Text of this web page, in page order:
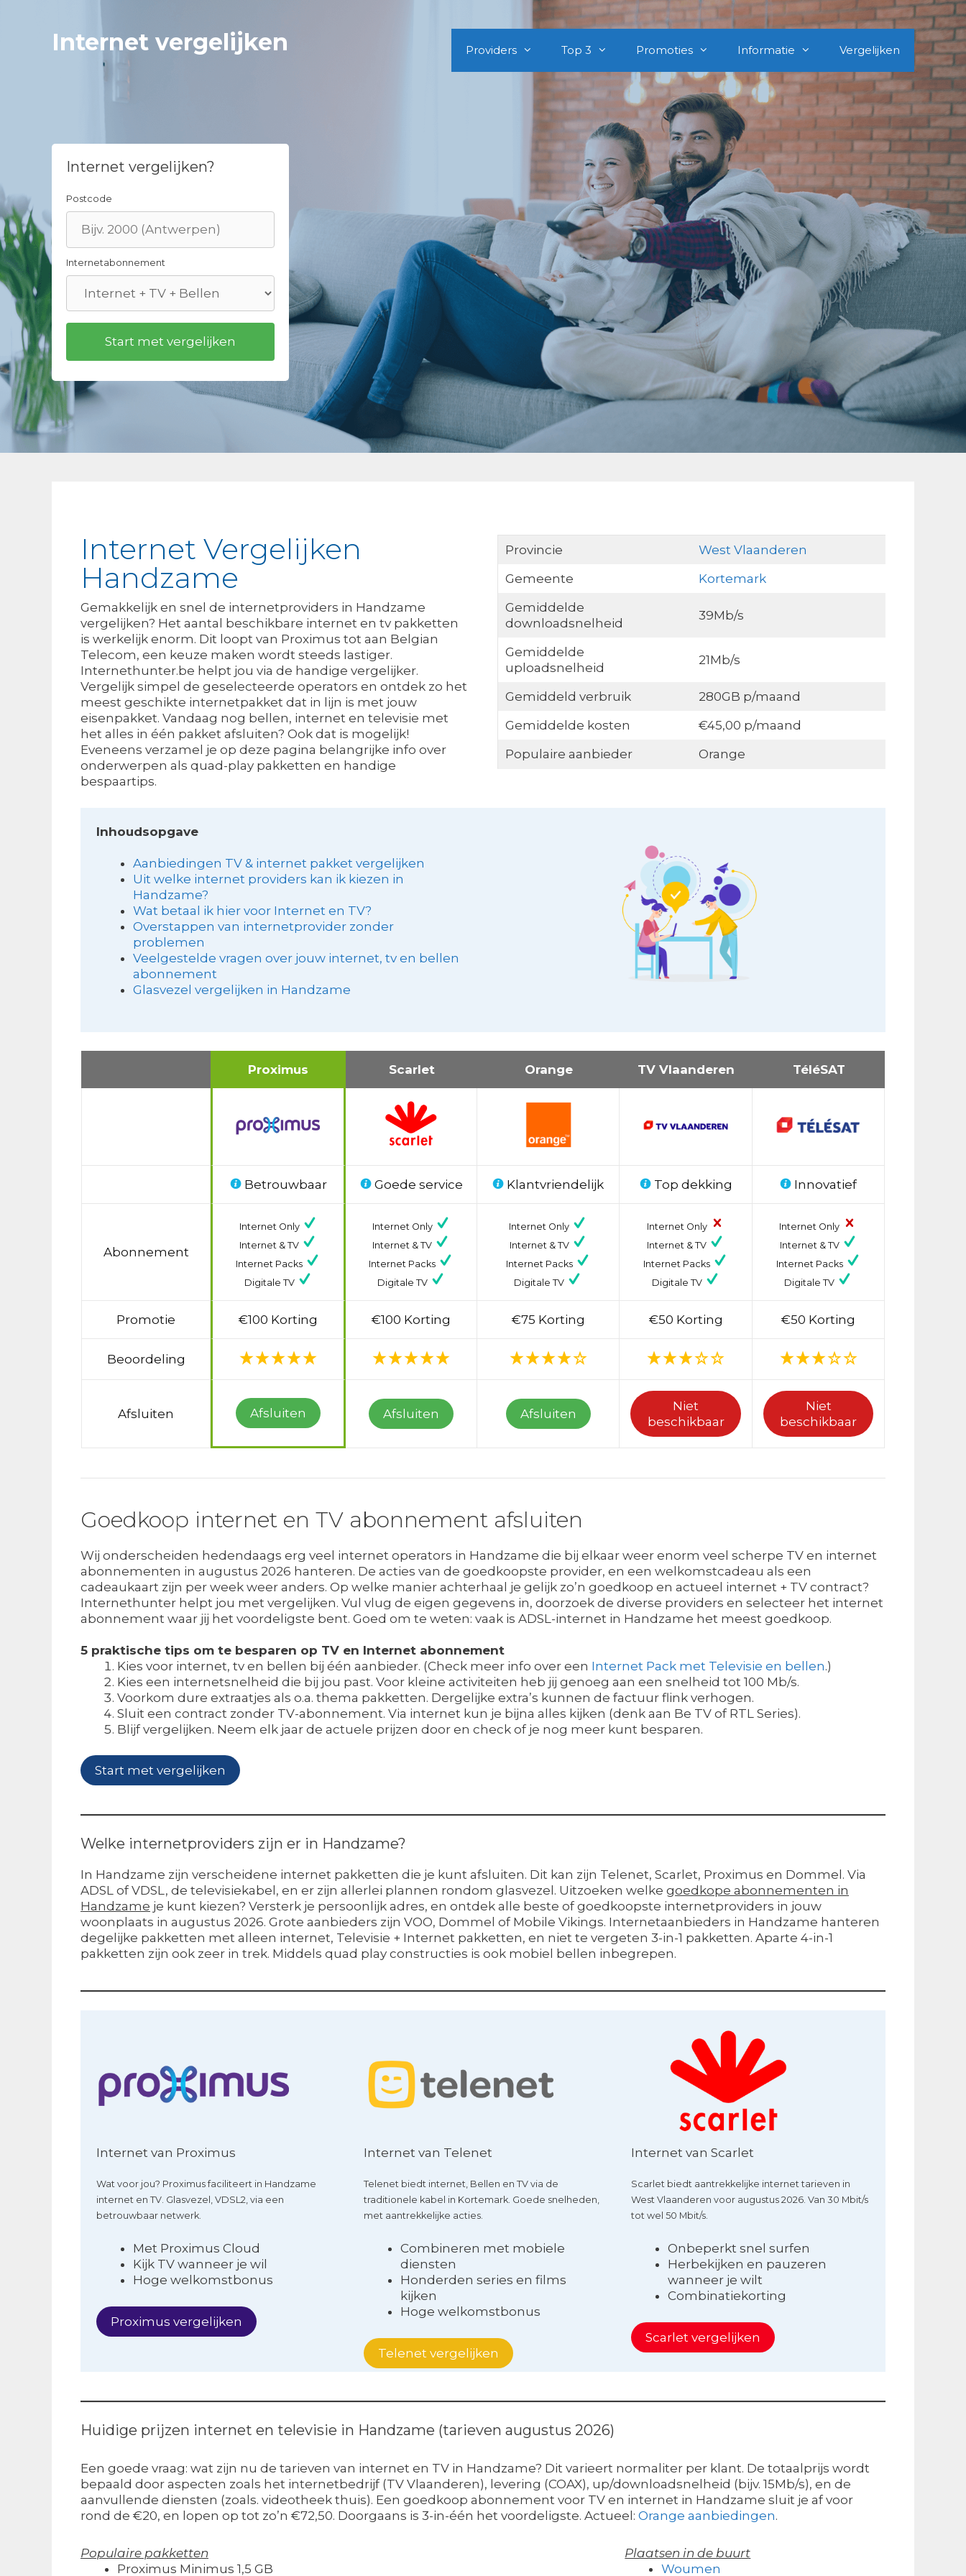
Internet vergelijken Providers Top 3 Promoties Informatie Vergelijken
Internet vergelijken?
Postcode
Internetabonnement
Internet Vergelijken
Handzame
Gemakkelijk en snel de internetproviders in Handzame
vergelijken? Het aantal beschikbare internet en tv pakketten
is werkelijk enorm. Dit loopt van Proximus tot aan Belgian
Telecom, een keuze maken wordt steeds lastiger.
Internethunter.be helpt jou via de handige vergelijker.
Vergelijk simpel de geselecteerde operators en ontdek zo het
meest geschikte internetpakket dat in lijn is met jouw
eisenpakket. Vandaag nog bellen, internet en televisie met
het alles in één pakket afsluiten? Ook dat is mogelijk!
Eveneens verzamel je op deze pagina belangrijke info over
onderwerpen als quad-play pakketten en handige
bespaartips.
Provincie
West Vlaanderen
Gemeente
Kortemark
Gemiddelde
downloadsnelheid
39Mb/s
Gemiddelde
uploadsnelheid
21Mb/s
Gemiddeld verbruik
280GB p/maand
Gemiddelde kosten
€45,00 p/maand
Populaire aanbieder
Orange
Inhoudsopgave
Aanbiedingen TV & internet pakket vergelijken
Uit welke internet providers kan ik kiezen in
Handzame?
Wat betaal ik hier voor Internet en TV?
Overstappen van internetprovider zonder
problemen
Veelgestelde vragen over jouw internet, tv en bellen
abonnement
Glasvezel vergelijken in Handzame
Proximus Scarlet Orange TV Vlaanderen TéléSAT
Betrouwbaar Goede service Klantvriendelijk Top dekking Innovatief
Abonnement
Internet Only
Internet & TV
Internet Packs
Digitale TV
Internet Only
Internet & TV
Internet Packs
Digitale TV
Internet Only
Internet & TV
Internet Packs
Digitale TV
Internet Only
Internet & TV
Internet Packs
Digitale TV
Internet Only
Internet & TV
Internet Packs
Digitale TV
Promotie €100 Korting €100 Korting €75 Korting €50 Korting €50 Korting
Beoordeling
Afsluiten Afsluiten Afsluiten Afsluiten
Niet
beschikbaar
Niet
beschikbaar
Goedkoop internet en TV abonnement afsluiten
Wij onderscheiden hedendaags erg veel internet operators in Handzame die bij elkaar weer enorm veel scherpe TV en internet
abonnementen in augustus 2026 hanteren. De acties van de goedkoopste provider, en een welkomstcadeau als een
cadeaukaart zijn per week weer anders. Op welke manier achterhaal je gelijk zo’n goedkoop en actueel internet + TV contract?
Internethunter helpt jou met vergelijken. Vul vlug de eigen gegevens in, doorzoek de diverse providers en selecteer het internet
abonnement waar jij het voordeligste bent. Goed om te weten: vaak is ADSL-internet in Handzame het meest goedkoop.
5 praktische tips om te besparen op TV en Internet abonnement
Kies voor internet, tv en bellen bij één aanbieder. (Check meer info over een Internet Pack met Televisie en bellen.)
Kies een internetsnelheid die bij jou past. Voor kleine activiteiten heb jij genoeg aan een snelheid tot 100 Mb/s.
Voorkom dure extraatjes als o.a. thema pakketten. Dergelijke extra’s kunnen de factuur flink verhogen.
Sluit een contract zonder TV-abonnement. Via internet kun je bijna alles kijken (denk aan Be TV of RTL Series).
Blijf vergelijken. Neem elk jaar de actuele prijzen door en check of je nog meer kunt besparen.
Start met vergelijken
Welke internetproviders zijn er in Handzame?
In Handzame zijn verscheidene internet pakketten die je kunt afsluiten. Dit kan zijn Telenet, Scarlet, Proximus en Dommel. Via
ADSL of VDSL, de televisiekabel, en er zijn allerlei plannen rondom glasvezel. Uitzoeken welke goedkope abonnementen in
Handzame je kunt kiezen? Versterk je persoonlijk adres, en ontdek alle beste of goedkoopste internetproviders in jouw
woonplaats in augustus 2026. Grote aanbieders zijn VOO, Dommel of Mobile Vikings. Internetaanbieders in Handzame hanteren
degelijke pakketten met alleen internet, Televisie + Internet pakketten, en niet te vergeten 3-in-1 pakketten. Aparte 4-in-1
pakketten zijn ook zeer in trek. Middels quad play constructies is ook mobiel bellen inbegrepen.
Internet van Proximus
Wat voor jou? Proximus faciliteert in Handzame
internet en TV. Glasvezel, VDSL2, via een
betrouwbaar netwerk.
Met Proximus Cloud
Kijk TV wanneer je wil
Hoge welkomstbonus
Proximus vergelijken
Internet van Telenet
Telenet biedt internet, Bellen en TV via de
traditionele kabel in Kortemark. Goede snelheden,
met aantrekkelijke acties.
Combineren met mobiele
diensten
Honderden series en films
kijken
Hoge welkomstbonus
Telenet vergelijken
Internet van Scarlet
Scarlet biedt aantrekkelijke internet tarieven in
West Vlaanderen voor augustus 2026. Van 30 Mbit/s
tot wel 50 Mbit/s.
Onbeperkt snel surfen
Herbekijken en pauzeren
wanneer je wilt
Combinatiekorting
Scarlet vergelijken
Huidige prijzen internet en televisie in Handzame (tarieven augustus 2026)
Een goede vraag: wat zijn nu de tarieven van internet en TV in Handzame? Dit varieert normaliter per klant. De totaalprijs wordt
bepaald door aspecten zoals het internetbedrijf (TV Vlaanderen), levering (COAX), up/downloadsnelheid (bijv. 15Mb/s), en de
aanvullende diensten (zoals. videotheek thuis). Een goedkoop abonnement voor TV en internet in Handzame sluit je af voor
rond de €20, en lopen op tot zo’n €72,50. Doorgaans is 3-in-één het voordeligste. Actueel: Orange aanbiedingen.
Populaire pakketten
Proximus Minimus 1,5 GB
Plaatsen in de buurt
Woumen